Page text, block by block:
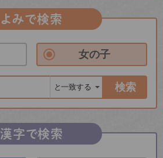
よみで検索
女の子
検索
漢字で検索